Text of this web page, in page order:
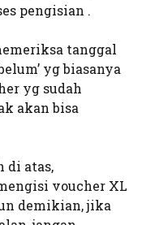
pengisian .
tanggal
yg biasanya
yg sudah
akan bisa
di atas,
voucher XL
demikian, jika